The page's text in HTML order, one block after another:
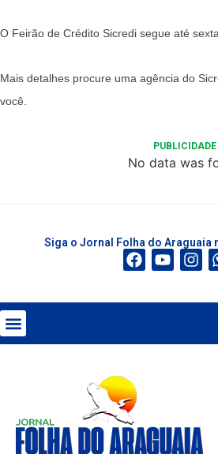
O Feirão de Crédito Sicredi segue até
Mais detalhes procure uma agência do
você.
PUBLICIDADE
No data was
Siga o Jornal Folha do Araguaia